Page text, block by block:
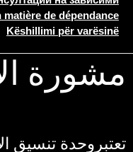
de dépendance
Këshillimi për varësinë
مشورة
تعتبروحدة تنسيق